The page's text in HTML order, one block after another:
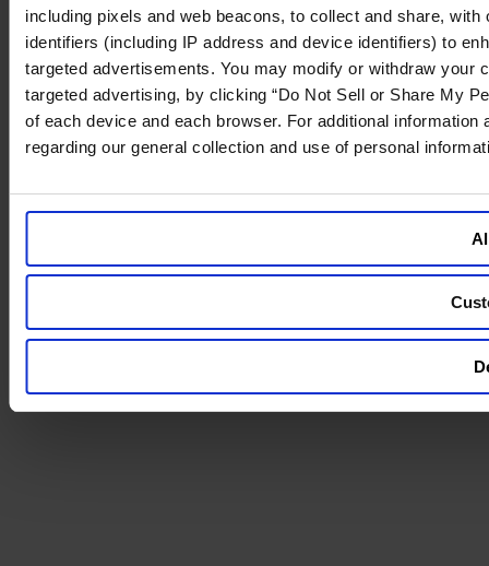
including pixels and web beacons, to collect and share,
identifiers (including IP address and device identifiers) to
targeted advertisements. You may modify or withdraw your
targeted advertising, by clicking “Do Not Sell or Share My
of each device and each browser. For additional
regarding our general collection and use of personal